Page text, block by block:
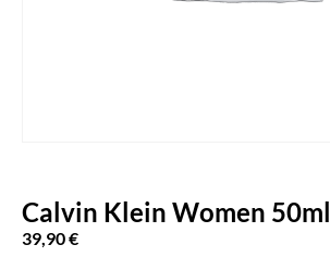
Calvin Klein Women 50ml
39,90€